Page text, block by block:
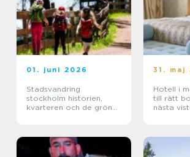
01. juni 2026
Stadsvandring
stockholm historien,
kvarteren och de gröna
31. maj
Hotell i mora
till rätt
nästa